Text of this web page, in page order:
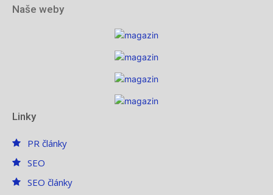
Naše weby
Linky
PR články
SEO
SEO články